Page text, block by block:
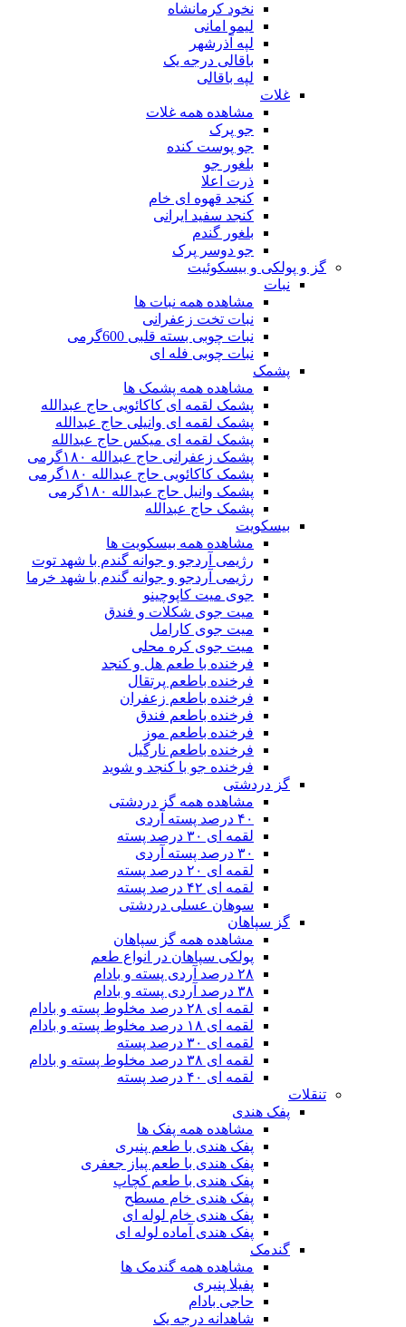
نخود کرمانشاه
لیمو امانی
لپه آذرشهر
باقالی درجه یک
لپه باقالی
غلات
مشاهده همه غلات
جو پرک
جو پوست کنده
بلغور جو
ذرت اعلا
کنجد قهوه ای خام
کنجد سفید ایرانی
بلغور گندم
جو دوسر پرک
گز و پولکی و بیسکوئیت
نبات
مشاهده همه نبات ها
نبات تخت زعفرانی
نبات چوبی بسته قلبی 600گرمی
نبات چوبی فله ای
پشمک
مشاهده همه پشمک ها
پشمک لقمه ای کاکائویی حاج عبدالله
پشمک لقمه ای وانیلی حاج عبدالله
پشمک لقمه ای میکس حاج عبدالله
پشمک زعفرانی حاج عبدالله ۱۸۰گرمی
پشمک کاکائویی حاج عبدالله ۱۸۰گرمی
پشمک وانیل حاج عبدالله ۱۸۰گرمی
پشمک حاج عبدالله
بیسکویت
مشاهده همه بیسکویت ها
رژیمی آردجو و جوانه گندم با شهد توت
رژیمی آردجو و جوانه گندم با شهد خرما
جوی میت کاپوچینو
میت جوی شکلات و فندق
میت جوی کارامل
میت جوی کره محلی
فرخنده با طعم هل و کنجد
فرخنده باطعم پرتقال
فرخنده باطعم زعفران
فرخنده باطعم فندق
فرخنده باطعم موز
فرخنده باطعم نارگیل
فرخنده جو با کنجد و شوید
گز دردشتی
مشاهده همه گز دردشتی
۴۰ درصد پسته آردی
لقمه ای ۳۰ درصد پسته
۳۰ درصد پسته آردی
لقمه ای ۲۰ درصد پسته
لقمه ای ۴۲ درصد پسته
سوهان عسلی دردشتی
گز سپاهان
مشاهده همه گز سپاهان
پولکی سپاهان در انواع طعم
۲۸ درصد آردی پسته و بادام
۳۸ درصد آردی پسته و بادام
لقمه ای ۲۸ درصد مخلوط پسته و بادام
لقمه ای ۱۸ درصد مخلوط پسته و بادام
لقمه ای ۳۰ درصد پسته
لقمه ای ۳۸ درصد مخلوط پسته و بادام
لقمه ای ۴۰ درصد پسته
تنقلات
پفک هندی
مشاهده همه پفک ها
پفک هندی با طعم پنیری
پفک هندی با طعم پیاز جعفری
پفک هندی با طعم کچاپ
پفک هندی خام مسطح
پفک هندی خام لوله ای
پفک هندی آماده لوله ای
گندمک
مشاهده همه گندمک ها
پفیلا پنیری
حاجی بادام
شاهدانه درجه یک